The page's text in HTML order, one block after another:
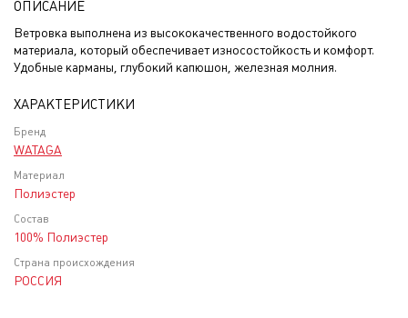
ОПИСАНИЕ
Ветровка выполнена из высококачественного водостойкого
материала, который обеспечивает износостойкость и комфорт.
Удобные карманы, глубокий капюшон, железная молния.
ХАРАКТЕРИСТИКИ
Бренд
WATAGA
Материал
Полиэстер
Состав
100% Полиэстер
Страна происхождения
РОССИЯ